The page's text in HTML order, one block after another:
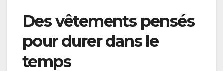
Des vêtements pensés
pour durer dans le
temps